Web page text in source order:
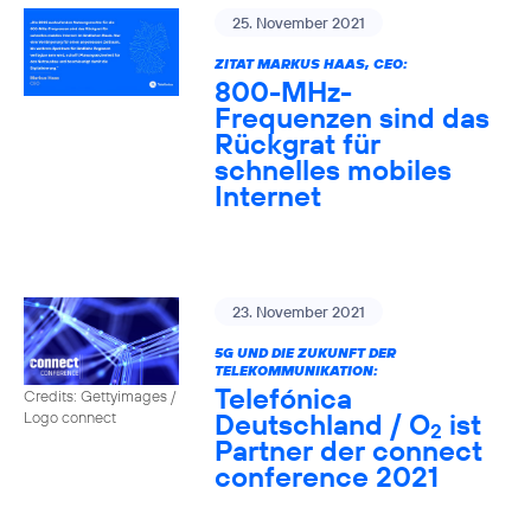
25. November 2021
ZITAT MARKUS HAAS, CEO:
800-MHz-
Frequenzen sind das
Rückgrat für
schnelles mobiles
Internet
Credits: Gettyimages /
Logo connect
23. November 2021
5G UND DIE ZUKUNFT DER
TELEKOMMUNIKATION:
Telefónica
Deutschland / O2 ist
Partner der connect
conference 2021